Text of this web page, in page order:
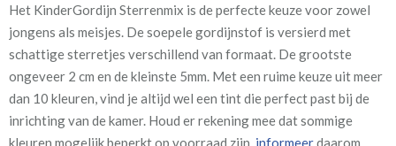
Artikelnummer
Be_[B25]1940 rood
sterrenmix
Patroon: 32 cm
Stofbreedte: 140 cm
Het KinderGordijn Sterrenmix is de perfecte keuze voor zowel
jongens als meisjes. De soepele gordijnstof is versierd met
schattige sterretjes verschillend van formaat. De grootste
ongeveer 2 cm en de kleinste 5mm. Met een ruime keuze uit meer
dan 10 kleuren, vind je altijd wel een tint die perfect past bij de
inrichting van de kamer. Houd er rekening mee dat sommige
kleuren mogelijk beperkt op voorraad zijn, informeerdaarom